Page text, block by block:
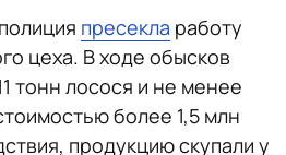
пресекла работу
цеха. В ходе обысков
тонн лосося и не менее
более 1,5 млн
продукцию скупали у